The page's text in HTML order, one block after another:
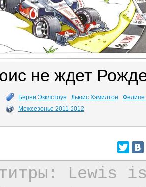
не ждет
Берни Экклстоун Льюис Хэмилтон
Фелипе
Межсезонье 2011-2012
Lewis